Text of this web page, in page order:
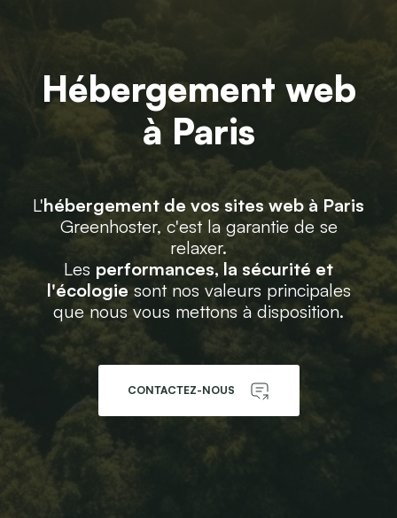
Hébergement web
à Paris
L'hébergement de vos sites web à Paris
Greenhoster, c'est la garantie de se
relaxer.
Les performances, la sécurité et
l'écologie sont nos valeurs principales
que nous vous mettons à disposition.
CONTACTEZ-NOUS